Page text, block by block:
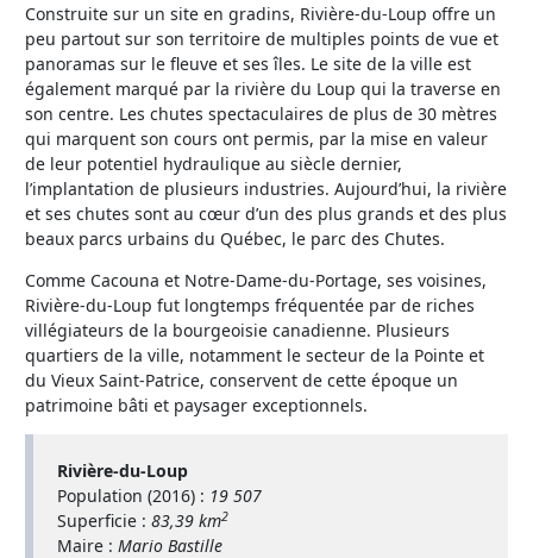
Construite sur un site en gradins, Rivière-du-Loup offre un
peu partout sur son territoire de multiples points de vue et
panoramas sur le fleuve et ses îles. Le site de la ville est
également marqué par la rivière du Loup qui la traverse en
son centre. Les chutes spectaculaires de plus de 30 mètres
qui marquent son cours ont permis, par la mise en valeur
de leur potentiel hydraulique au siècle dernier,
l’implantation de plusieurs industries. Aujourd’hui, la rivière
et ses chutes sont au cœur d’un des plus grands et des plus
beaux parcs urbains du Québec, le parc des Chutes.
Comme Cacouna et Notre-Dame-du-Portage, ses voisines,
Rivière-du-Loup fut longtemps fréquentée par de riches
villégiateurs de la bourgeoisie canadienne. Plusieurs
quartiers de la ville, notamment le secteur de la Pointe et
du Vieux Saint-Patrice, conservent de cette époque un
patrimoine bâti et paysager exceptionnels.
Rivière-du-Loup
Population (2016) : 19 507
Superficie : 83,39 km2
Maire : Mario Bastille